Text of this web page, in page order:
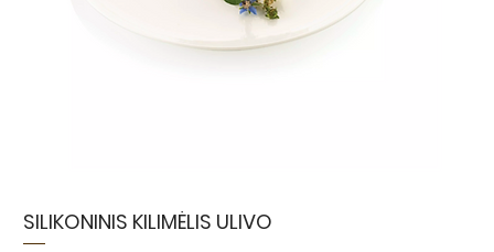
SILIKONINIS KILIMĖLIS ULIVO